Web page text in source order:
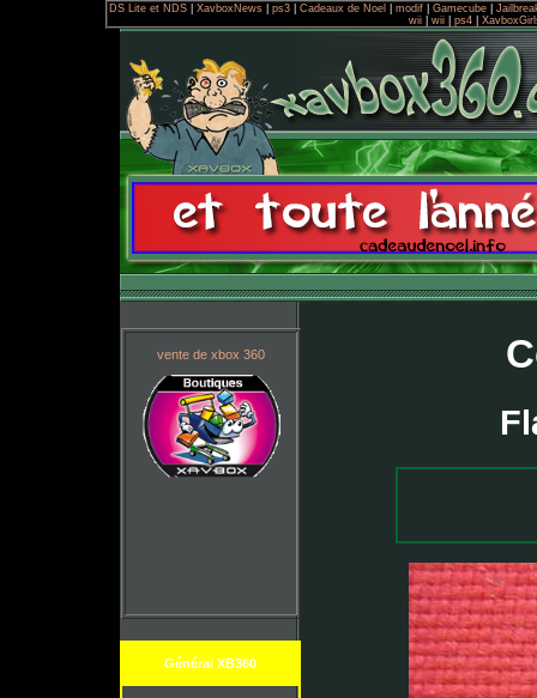
DS Lite et NDS| XavboxNews| ps3| Cadeaux de Noel modif| Gamecube|
wii
wii ps4
vente de xbox 360
Général XB360